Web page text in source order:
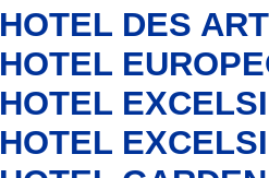
HOTEL DES
HOTEL
HOTEL
HOTEL